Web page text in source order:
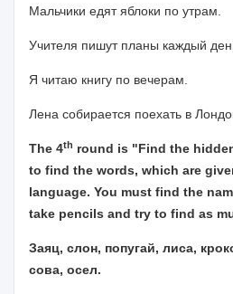
Мальчики едят яблоки по утрам.
Учителя пишут планы каждый
Я читаю книгу по вечерам.
Лена собирается поехать в
The 4th round is "Find the
to find the words, which are
language. You must find the
take pencils and try to find as
Заяц, слон, попугай, лиса,
сова, осел.